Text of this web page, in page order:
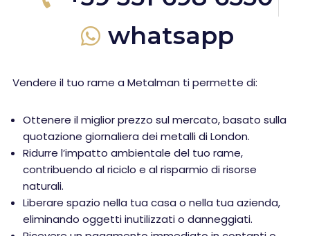
whatsapp
Vendere il tuo rame a Metalman ti permette di:
Ottenere il miglior prezzo sul mercato, basato sulla
quotazione giornaliera dei metalli di London.
Ridurre l’impatto ambientale del tuo rame,
contribuendo al riciclo e al risparmio di risorse
naturali.
Liberare spazio nella tua casa o nella tua azienda,
eliminando oggetti inutilizzati o danneggiati.